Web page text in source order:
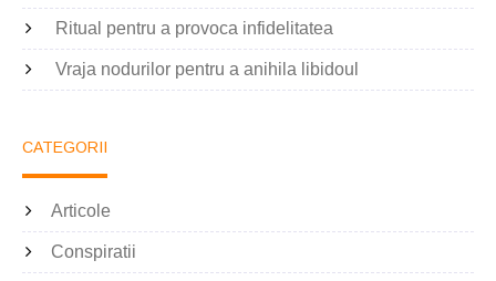
Ritual pentru a provoca infidelitatea
Vraja nodurilor pentru a anihila libidoul
CATEGORII
Articole
Conspiratii